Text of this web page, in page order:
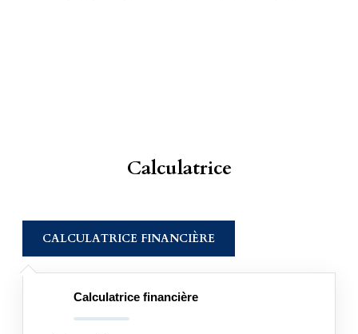
Calculatrice
CALCULATRICE FINANCIÈRE